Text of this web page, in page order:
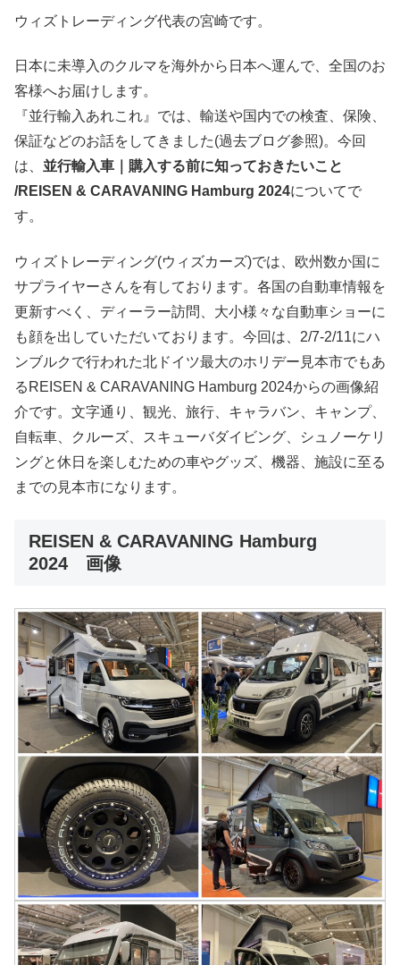
ウィズトレーディング代表の宮崎です。
日本に未導入のクルマを海外から日本へ運んで、全国のお
客様へお届けします。
『並行輸入あれこれ』では、輸送や国内での検査、保険、
保証などのお話をしてきました(過去ブログ参照)。今回
は、 並行輸入車｜購入する前に知っておきたいこと
/REISEN & CARAVANING Hamburg 2024についてで
す。
ウィズトレーディング(ウィズカーズ)では、欧州数か国に
サプライヤーさんを有しております。各国の自動車情報を
更新すべく、ディーラー訪問、大小様々な自動車ショーに
も顔を出していただいております。今回は、2/7-2/11にハ
ンブルクで行われた北ドイツ最大のホリデー見本市でもあ
るREISEN & CARAVANING Hamburg 2024からの画像紹
介です。文字通り、観光、旅行、キャラバン、キャンプ、
自転車、クルーズ、スキューバダイビング、シュノーケリ
ングと休日を楽しむための車やグッズ、機器、施設に至る
までの見本市になります。
REISEN & CARAVANING Hamburg
2024 画像